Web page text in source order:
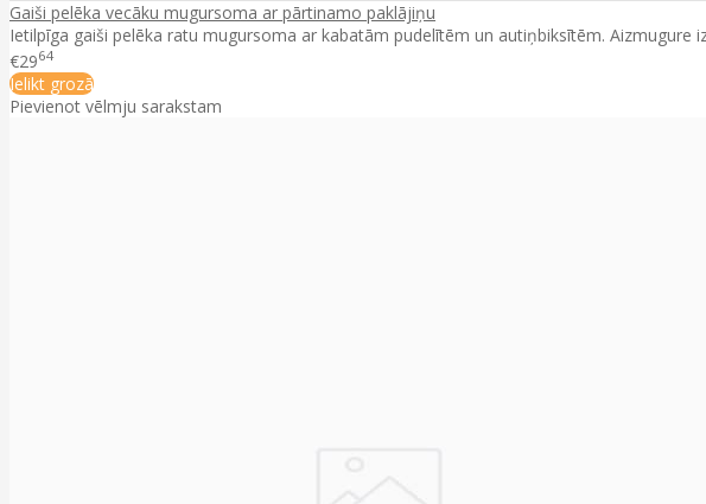
Gaiši pelēka vecāku mugursoma ar pārtinamo paklājiņu
Ietilpīga gaiši pelēka ratu mugursoma ar kabatām pudelītēm un autiņbiksītēm. Aizmugure
€2964
Ielikt grozā
Pievienot vēlmju sarakstam